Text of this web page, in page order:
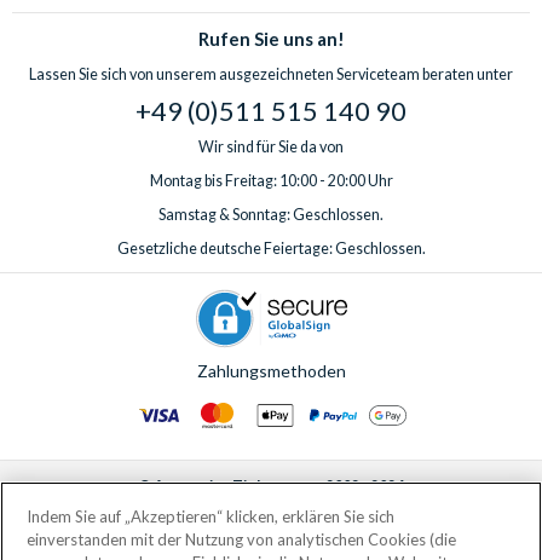
Rufen Sie uns an!
Lassen Sie sich von unserem ausgezeichneten Serviceteam beraten unter
+49 (0)511 515 140 90
Wir sind für Sie da von
Montag bis Freitag: 10:00 - 20:00 Uhr
Samstag & Sonntag: Geschlossen.
Gesetzliche deutsche Feiertage: Geschlossen.
Zahlungsmethoden
© AttractionTickets.com 2002 - 2026
Eingetragener Firmensitz: 2nd Floor Nucleus House, 2 Lower Mortlake Road,
Richmond, United Kingdom, TW9 2JA.
Indem Sie auf „Akzeptieren“ klicken, erklären Sie sich
einverstanden mit der Nutzung von analytischen Cookies (die